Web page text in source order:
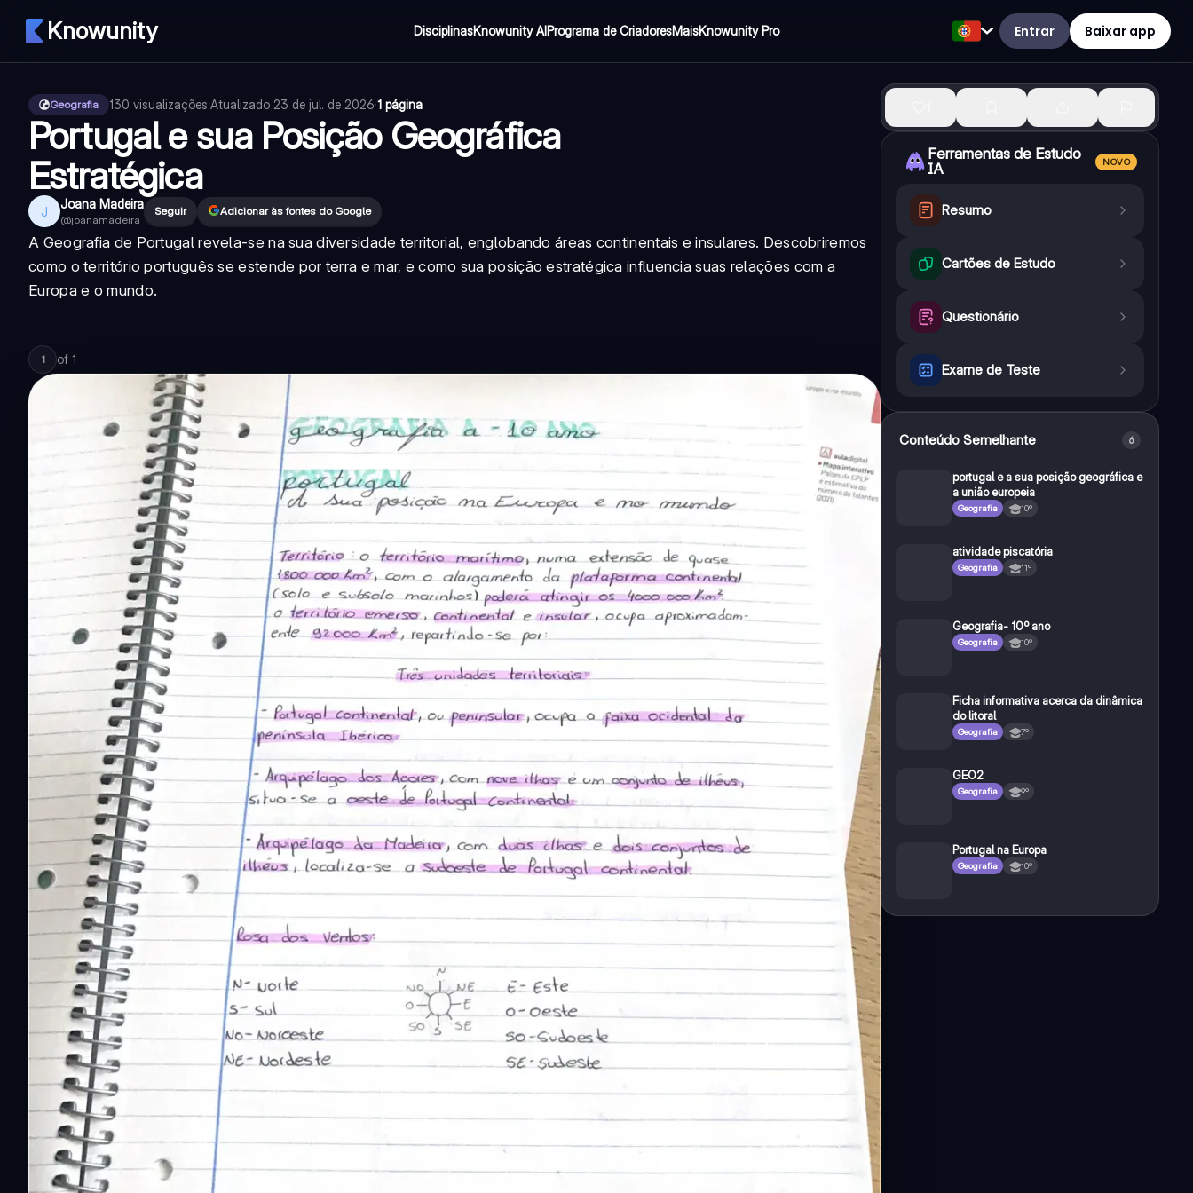
Knowunity DisciplinasKnowunity AIPrograma de CriadoresMaisKnowunity Pro Entrar Baixar app
Geografia 130 visualizações·Atualizado 23 de jul. de 2026·1 página
Portugal e sua Posição Geográfica
Estratégica
J Joana Madeira
@joanamadeira
Seguir Adicionar às fontes do Google
A Geografia de Portugal revela-se na sua diversidade territorial, englobando áreas continentais e insulares. Descobriremos
como o território português se estende por terra e mar, e como sua posição estratégica influencia suas relações com a
Europa e o mundo.
1 of 1
Ferramentas de Estudo
IA
NOVO
Resumo
Cartões de Estudo
Questionário
Exame de Teste
Conteúdo Semelhante 6
portugal e a sua posição geográfica e
a união europeia
Geografia 10º
atividade piscatória
Geografia 11º
Geografia- 10º ano
Geografia 10º
Ficha informativa acerca da dinâmica
do litoral
Geografia 7º
GEO2
Geografia 9º
Portugal na Europa
Geografia 10º